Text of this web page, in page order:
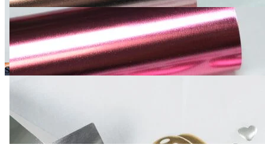
Siser Easy Puff Metallic – Flex PU 3D finition métallique brillante
Qté: